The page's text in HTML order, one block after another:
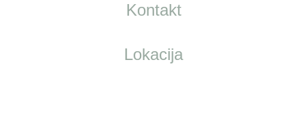
Kontakt
Lokacija